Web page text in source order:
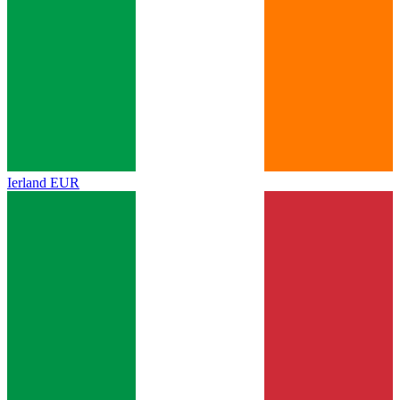
Ierland EUR